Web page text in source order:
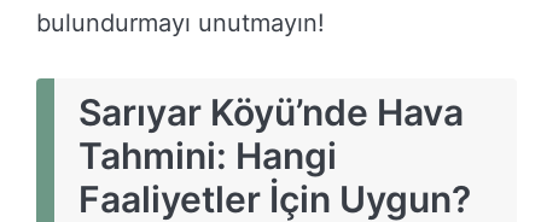
bulundurmayı unutmayın!
Sarıyar Köyü’nde Hava
Tahmini: Hangi
Faaliyetler İçin Uygun?